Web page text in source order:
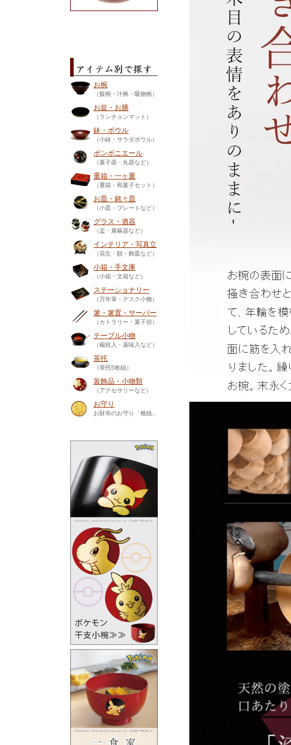
お椀
（飯椀・汁椀・吸物椀）
お盆・お膳
（ランチョンマット）
鉢・ボウル
（小鉢・サラダボウル）
ボンボニエール
（菓子器・丸器など）
重箱・一ヶ重
（重箱・和菓子セット）
お皿・銘々皿
（小皿・プレートなど）
グラス・酒器
（盃・屠蘇器など）
インテリア・写真立
（花生・額・飾皿など）
小箱・手文庫
（小箱・文箱など）
ステーショナリー
（万年筆・デスク小物）
箸・箸置・サーバー
（カトラリー・菓子切）
テーブル小物
（楊枝入・薬味入など）
茶托
（茶托5枚組）
装飾品・小物類
（アクセサリーなど）
お守り
お財布のお守り「種銭」